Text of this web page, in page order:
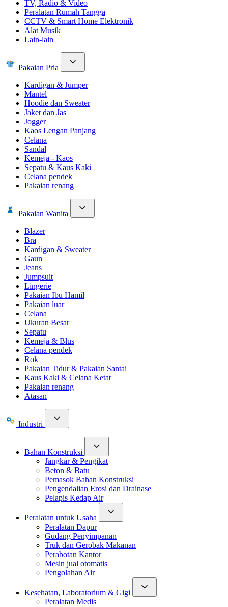
TV, Radio & Video
Peralatan Rumah Tangga
CCTV & Smart Home Elektronik
Alat Musik
Lain-lain
Pakaian Pria
Kardigan & Jumper
Mantel
Hoodie dan Sweater
Jaket dan Jas
Jogger
Kaos Lengan Panjang
Celana
Sandal
Kemeja - Kaos
Sepatu & Kaus Kaki
Celana pendek
Pakaian renang
Pakaian Wanita
Blazer
Bra
Kardigan & Sweater
Gaun
Jeans
Jumpsuit
Lingerie
Pakaian Ibu Hamil
Pakaian luar
Celana
Ukuran Besar
Sepatu
Kemeja & Blus
Celana pendek
Rok
Pakaian Tidur & Pakaian Santai
Kaus Kaki & Celana Ketat
Pakaian renang
Atasan
Industri
Bahan Konstruksi
Jangkar & Pengikat
Beton & Batu
Pemasok Bahan Konstruksi
Pengendalian Erosi dan Drainase
Pelapis Kedap Air
Peralatan untuk Usaha
Peralatan Dapur
Gudang Penyimpanan
Truk dan Gerobak Makanan
Perabotan Kantor
Mesin jual otomatis
Pengolahan Air
Kesehatan, Laboratorium & Gigi
Peralatan Medis